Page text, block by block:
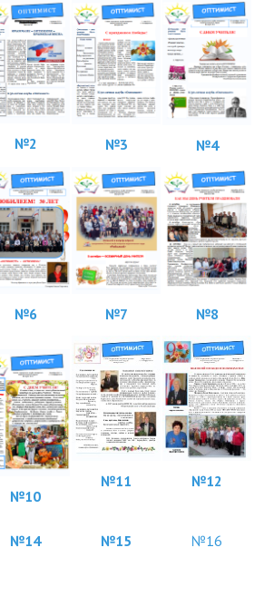
№2 №3 №4
№6 №7 №8
№10
№11 №12
№14 №15
№16